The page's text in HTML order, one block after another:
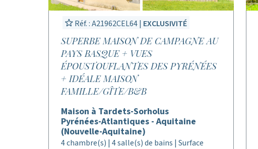
Réf. : A21962CEL64 | EXCLUSIVITÉ
SUPERBE MAISON DE CAMPAGNE AU
PAYS BASQUE + VUES
ÉPOUSTOUFLANTES DES PYRÉNÉES
+ IDÉALE MAISON
FAMILLE/GÎTE/B&B
Maison à Tardets-Sorholus
Pyrénées-Atlantiques - Aquitaine
(Nouvelle-Aquitaine)
4 chambre(s) | 4 salle(s) de bains | Surface